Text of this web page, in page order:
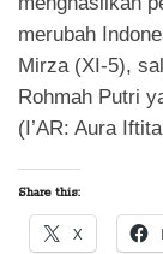
merubah
Mirza (XI-5),
Rohmah Putri
(I’AR: Aura
Share this:
X